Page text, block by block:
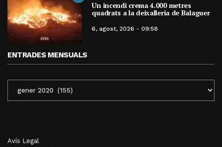
Un incendi crema 4.000 metres
quadrats a la deixalleria de Balaguer
6, agost, 2026 - 09:58
ENTRADES MENSUALS
MENSUALS
Avís Legal